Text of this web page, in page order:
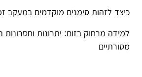
כיצד לזהות סימנים מוקדמים במעקב
למידה מרחוק בזום: יתרונות וחסרונות
מסורתיים